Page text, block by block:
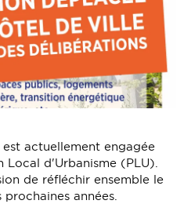
actuellement engagée
Local d'Urbanisme (PLU).
de réfléchir ensemble le
années.